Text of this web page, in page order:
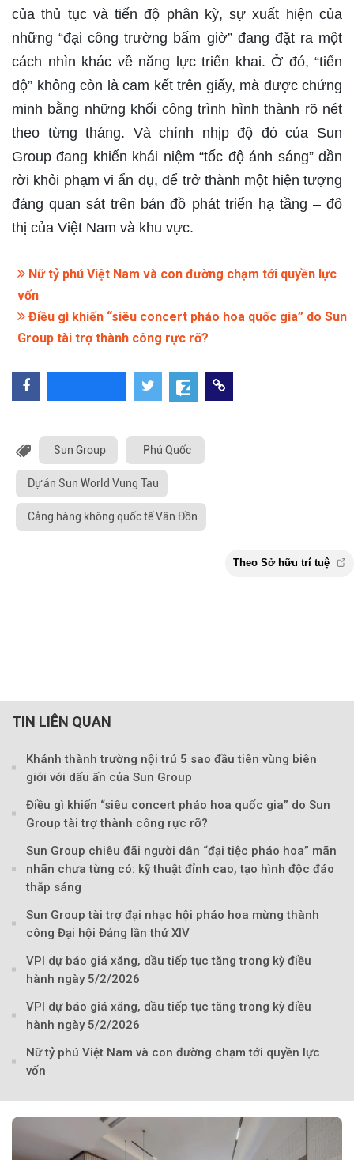
của thủ tục và tiến độ phân kỳ, sự xuất hiện của
những “đại công trường bấm giờ” đang đặt ra một
cách nhìn khác về năng lực triển khai. Ở đó, “tiến
độ” không còn là cam kết trên giấy, mà được chứng
minh bằng những khối công trình hình thành rõ nét
theo từng tháng. Và chính nhịp độ đó của Sun
Group đang khiến khái niệm “tốc độ ánh sáng” dần
rời khỏi phạm vi ẩn dụ, để trở thành một hiện tượng
đáng quan sát trên bản đồ phát triển hạ tầng – đô
thị của Việt Nam và khu vực.
Nữ tỷ phú Việt Nam và con đường chạm tới quyền lực
vốn
Điều gì khiến “siêu concert pháo hoa quốc gia” do Sun
Group tài trợ thành công rực rỡ?
Sun Group Phú Quốc
Dự án Sun World Vung Tau
Cảng hàng không quốc tế Vân Đồn
Theo Sở hữu trí
TIN LIÊN QUAN
Khánh thành trường nội trú 5 sao đầu tiên vùng biên
giới với dấu ấn của Sun Group
Điều gì khiến “siêu concert pháo hoa quốc gia” do Sun
Group tài trợ thành công rực rỡ?
Sun Group chiêu đãi người dân “đại tiệc pháo hoa” mãn
nhãn chưa từng có: kỹ thuật đỉnh cao, tạo hình độc đáo
thắp sáng
Sun Group tài trợ đại nhạc hội pháo hoa mừng thành
công Đại hội Đảng lần thứ XIV
VPI dự báo giá xăng, dầu tiếp tục tăng trong kỳ điều
hành ngày 5/2/2026
VPI dự báo giá xăng, dầu tiếp tục tăng trong kỳ điều
hành ngày 5/2/2026
Nữ tỷ phú Việt Nam và con đường chạm tới quyền lực
vốn